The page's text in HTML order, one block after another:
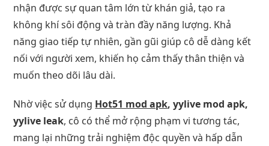
nhận được sự quan tâm lớn từ khán giả, tạo ra
không khí sôi động và tràn đầy năng lượng. Khả
năng giao tiếp tự nhiên, gần gũi giúp cô dễ dàng kết
nối với người xem, khiến họ cảm thấy thân thiện và
muốn theo dõi lâu dài.
Nhờ việc sử dụng Hot51 mod apk, yylive mod apk,
yylive leak, cô có thể mở rộng phạm vi tương tác,
mang lại những trải nghiệm độc quyền và hấp dẫn